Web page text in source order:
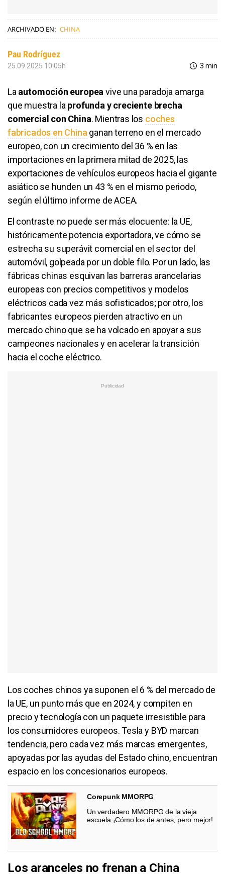
ARCHIVADO EN: CHINA
Pau Rodríguez
25.09.2025 10:05h 3 min
La automoción europeavive una paradoja amarga
que muestra la profunda y creciente brecha
comercial con China. Mientras los coches
fabricados en China ganan terreno en el mercado
europeo, con un crecimiento del 36 % en las
importaciones en la primera mitad de 2025, las
exportaciones de vehículos europeos hacia el gigante
asiático se hunden un 43 % en el mismo periodo,
según el último informe de ACEA.
El contraste no puede ser más elocuente: la UE,
históricamente potencia exportadora, ve cómo se
estrecha su superávit comercial en el sector del
automóvil, golpeada por un doble filo. Por un lado, las
fábricas chinas esquivan las barreras arancelarias
europeas con precios competitivos y modelos
eléctricos cada vez más sofisticados; por otro, los
fabricantes europeos pierden atractivo en un
mercado chino que se ha volcado en apoyar a sus
campeones nacionales y en acelerar la transición
hacia el coche eléctrico.
Los coches chinos ya suponen el 6 % del mercado de
la UE, un punto más que en 2024, y compiten en
precio y tecnología con un paquete irresistible para
los consumidores europeos. Tesla y BYD marcan
tendencia, pero cada vez más marcas emergentes,
apoyadas por las ayudas del Estado chino, encuentran
espacio en los concesionarios europeos.
Corepunk MMORPG
Un verdadero MMORPG de la vieja
escuela ¡Cómo los de antes, pero mejor!
Los aranceles no frenan a China